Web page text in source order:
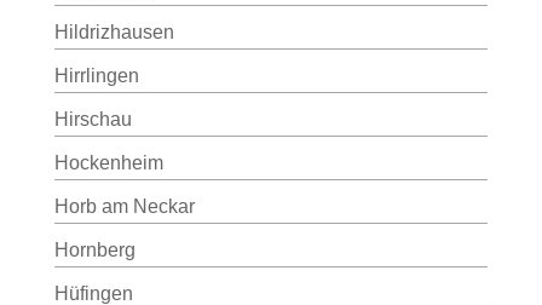
Hildrizhausen
Hirrlingen
Hirschau
Hockenheim
Horb am Neckar
Hornberg
Hüfingen